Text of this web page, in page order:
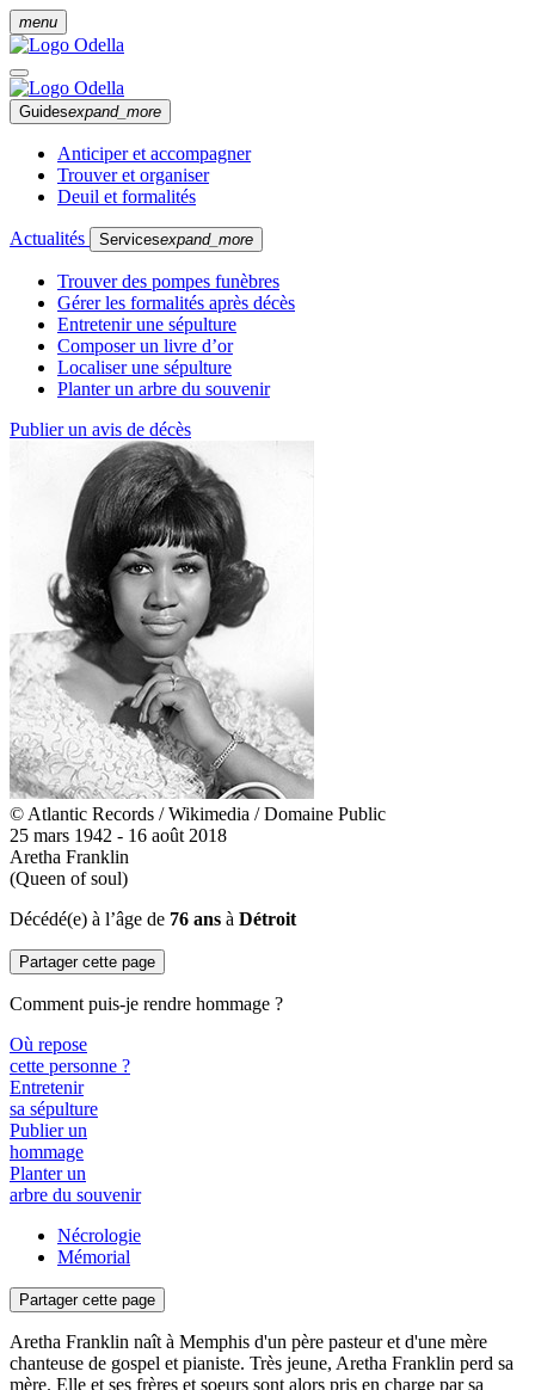
menu
Guidesexpand_more
Anticiper et accompagner
Trouver et organiser
Deuil et formalités
Actualités Servicesexpand_more
Trouver des pompes funèbres
Gérer les formalités après décès
Entretenir une sépulture
Composer un livre d’or
Localiser une sépulture
Planter un arbre du souvenir
Publier un avis de décès
© Atlantic Records / Wikimedia / Domaine Public
25 mars 1942 - 16 août 2018
Aretha Franklin
(Queen of soul)
Décédé(e) à l’âge de 76 ans à Détroit
Partager cette page
Comment puis-je rendre hommage ?
Où repose
cette personne ?
Entretenir
sa sépulture
Publier un
hommage
Planter un
arbre du souvenir
Nécrologie
Mémorial
Partager cette page
Aretha Franklin naît à Memphis d'un père pasteur et d'une mère
chanteuse de gospel et pianiste. Très jeune, Aretha Franklin perd sa
mère. Elle et ses frères et soeurs sont alors pris en charge par sa